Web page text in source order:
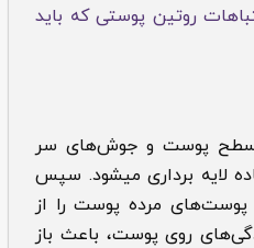
روتین پوستی که باید
سطح پوست و جوش‌های سر
لایه برداری میشود. سپس
پوست‌های مرده پوست را از
روی پوست، باعث باز